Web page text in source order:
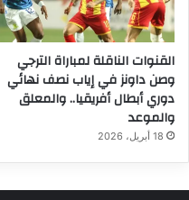
القنوات الناقلة لمباراة الترجي
وصن داونز في إياب نصف نهائي
دوري أبطال أفريقيا.. والمعلق
والموعد
18 أبريل، 2026